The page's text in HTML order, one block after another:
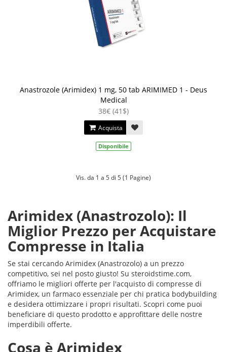
Anastrozole (Arimidex) 1 mg, 50 tab ARIMIMED 1 - Deus
Medical
38€ (41$)
Acquista
Disponibile
Vis. da 1 a 5 di 5 (1 Pagine)
Arimidex (Anastrozolo): Il
Miglior Prezzo per Acquistare
Compresse in Italia
Se stai cercando Arimidex (Anastrozolo) a un prezzo
competitivo, sei nel posto giusto! Su steroidstime.com,
offriamo le migliori offerte per l'acquisto di compresse di
Arimidex, un farmaco essenziale per chi pratica bodybuilding
e desidera ottimizzare i propri risultati. Scopri come puoi
beneficiare di questo prodotto e approfittare delle nostre
imperdibili offerte.
Cosa è Arimidex